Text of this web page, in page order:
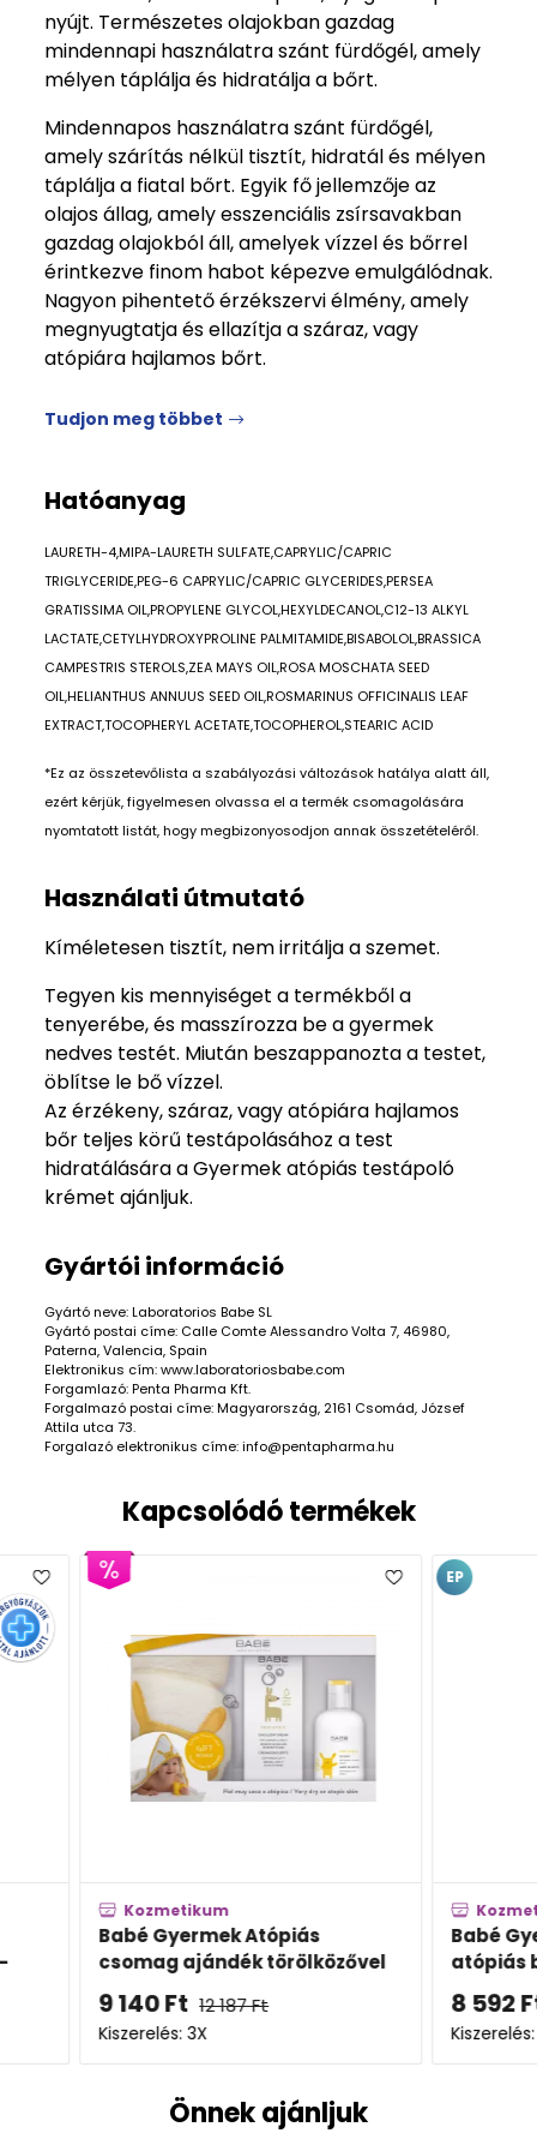
nyújt. Természetes olajokban gazdag
mindennapi használatra szánt fürdőgél, amely
mélyen táplálja és hidratálja a bőrt.
Mindennapos használatra szánt fürdőgél,
amely szárítás nélkül tisztít, hidratál és mélyen
táplálja a fiatal bőrt. Egyik fő jellemzője az
olajos állag, amely esszenciális zsírsavakban
gazdag olajokból áll, amelyek vízzel és bőrrel
érintkezve finom habot képezve emulgálódnak.
Nagyon pihentető érzékszervi élmény, amely
megnyugtatja és ellazítja a száraz, vagy
atópiára hajlamos bőrt.
Tudjon meg többet
Hatóanyag
LAURETH-4,MIPA-LAURETH SULFATE,CAPRYLIC/CAPRIC
TRIGLYCERIDE,PEG-6 CAPRYLIC/CAPRIC GLYCERIDES,PERSEA
GRATISSIMA OIL,PROPYLENE GLYCOL,HEXYLDECANOL,C12-13 ALKYL
LACTATE,CETYLHYDROXYPROLINE PALMITAMIDE,BISABOLOL,BRASSICA
CAMPESTRIS STEROLS,ZEA MAYS OIL,ROSA MOSCHATA SEED
OIL,HELIANTHUS ANNUUS SEED OIL,ROSMARINUS OFFICINALIS LEAF
EXTRACT,TOCOPHERYL ACETATE,TOCOPHEROL,STEARIC ACID
*Ez az összetevőlista a szabályozási változások hatálya alatt áll,
ezért kérjük, figyelmesen olvassa el a termék csomagolására
nyomtatott listát, hogy megbizonyosodjon annak összetételéről.
Használati útmutató
Kíméletesen tisztít, nem irritálja a szemet.
Tegyen kis mennyiséget a termékből a
tenyerébe, és masszírozza be a gyermek
nedves testét. Miután beszappanozta a testet,
öblítse le bő vízzel.
Az érzékeny, száraz, vagy atópiára hajlamos
bőr teljes körű testápolásához a test
hidratálására a Gyermek atópiás testápoló
krémet ajánljuk.
Gyártói információ
Gyártó neve: Laboratorios Babe SL
Gyártó postai címe: Calle Comte Alessandro Volta 7, 46980,
Paterna, Valencia, Spain
Elektronikus cím: www.laboratoriosbabe.com
Forgamlazó: Penta Pharma Kft.
Forgalmazó postai címe: Magyarország, 2161 Csomád, József
Attila utca 73.
Forgalazó elektronikus címe: info@pentapharma.hu
Kapcsolódó termékek
Kozmetikum
Babé Gyermek testápoló
atópiás bőrre
8 592Ft
Kiszerelés: 200ML
EP
7 209
Önnek ajánljuk